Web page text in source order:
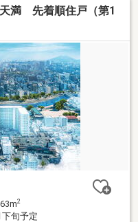
満 先着順住戸（第1
2
下旬予定